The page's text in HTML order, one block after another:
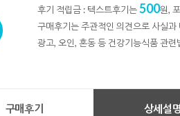
후기 적립금 : 텍스트후기는500원,
구매후기는 주관적인 의견으로 사실
광고, 오인, 혼동 등 건강기능식품 관
구매후기 상세설명